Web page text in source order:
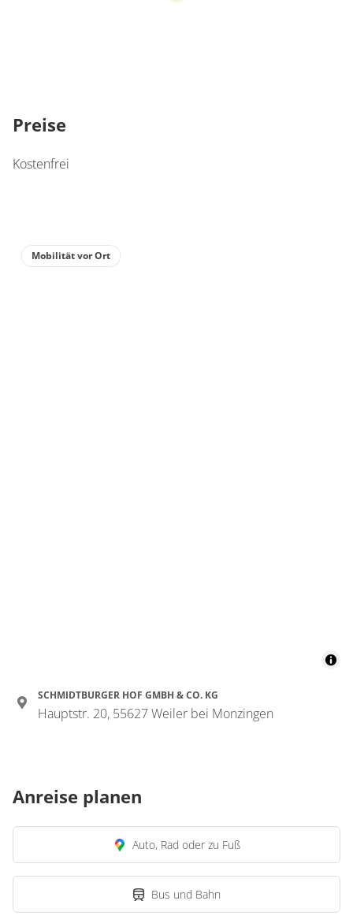
Preise
Kostenfrei
Mobilität vor Ort
SCHMIDTBURGER HOF GMBH & CO. KG
Hauptstr. 20, 55627 Weiler bei Monzingen
Anreise planen
Auto, Rad oder zu Fuß
Bus und Bahn